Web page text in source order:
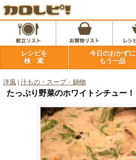
レシピを
検 索
今日のおかずに
もう一品
洋風 汁もの・スープ・鍋物
たっぷり野菜のホワイトシチュー！